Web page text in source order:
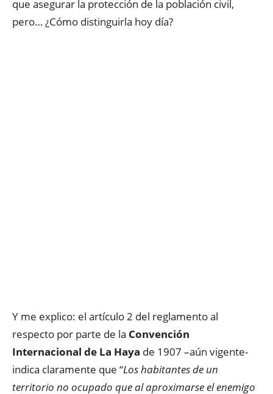
que asegurar la protección de la población civil,
pero… ¿Cómo distinguirla hoy día?
Y me explico: el artículo 2 del reglamento al
respecto por parte de la Convención
Internacional de La Haya de 1907 –aún vigente-
indica claramente que “Los habitantes de un
territorio no ocupado que al aproximarse el enemigo